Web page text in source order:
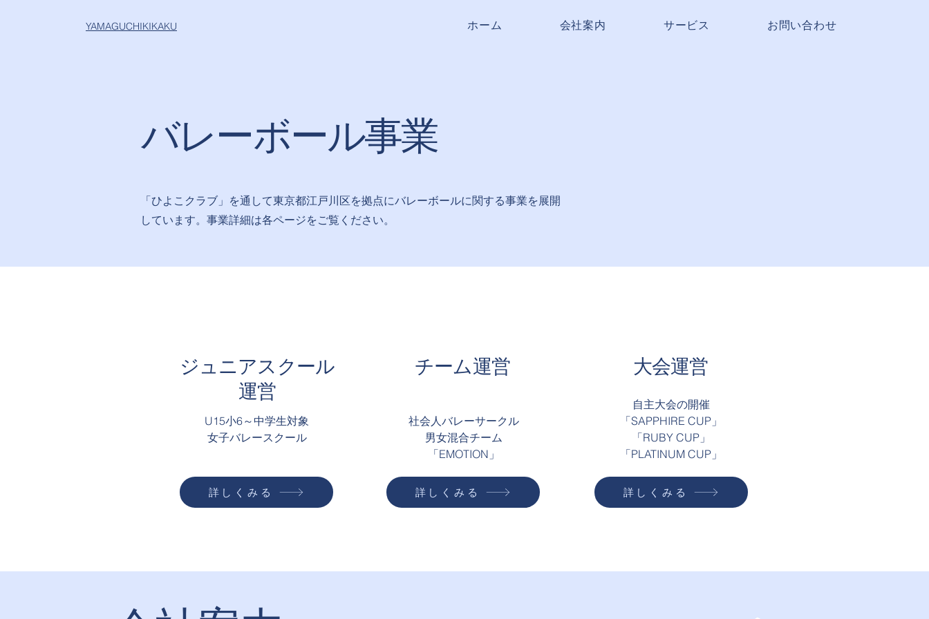
YAMAGUCHIKIKAKU ホーム 会社案内 サービス お問い合わせ
バレーボール事業
「ひよこクラブ」を通して東京都江戸川区を拠点にバレーボールに関する事業を展開
しています。事業詳細は各ページをご覧ください。
ジュニアスクール
運営
U15小6～中学生対象
​女子バレースクール
詳しくみる
チーム運営
社会人バレーサークル
男女混合チーム
​「EMOTION」
詳しくみる
大会運営
自主大会の開催
「SAPPHIRE CUP」
「RUBY CUP」
「PLATINUM CUP」​
詳しくみる